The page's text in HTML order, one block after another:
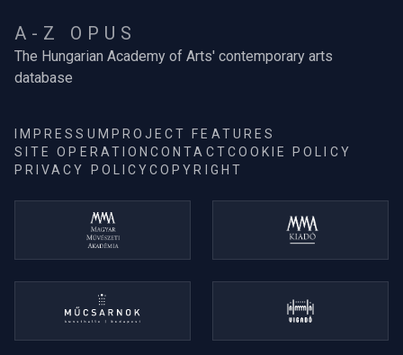
A-Z OPUS
The Hungarian Academy of Arts' contemporary arts
database
IMPRESSUM PROJECT FEATURES
SITE OPERATIONCONTACTCOOKIE POLICY
PRIVACY POLICYCOPYRIGHT